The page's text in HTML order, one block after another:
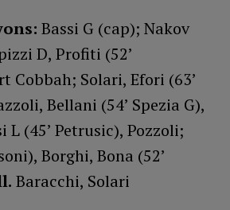
Bassi G (cap); Nakov
D, Profiti (52’
Cobbah; Solari, Efori (63’
Bellani (54’ Spezia G),
L (45’ Petrusic), Pozzoli;
Borghi, Bona (52’
Baracchi, Solari